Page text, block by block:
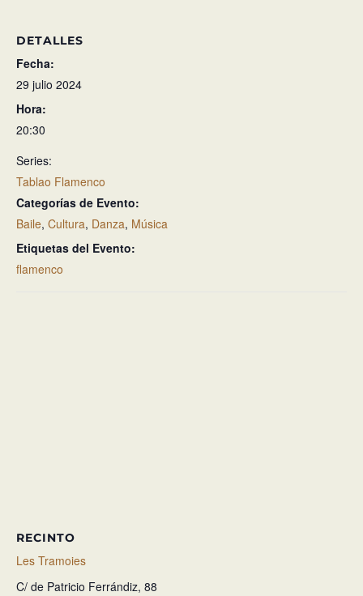
DETALLES
Fecha:
29 julio 2024
Hora:
20:30
Series:
Tablao Flamenco
Categorías de Evento:
Baile, Cultura, Danza, Música
Etiquetas del Evento:
flamenco
RECINTO
Les Tramoies
C/ de Patricio Ferrándiz, 88